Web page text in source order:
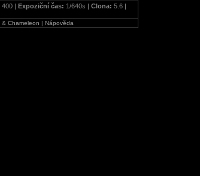
400 | Expoziční čas: 1/640s | Clona: 5.6 |
& Chameleon | Nápověda